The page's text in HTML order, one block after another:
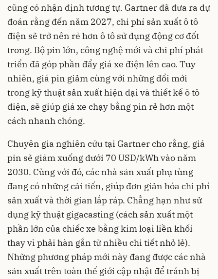
cũng có nhận định tương tự. Gartner đã đưa ra dự
đoán rằng đến năm 2027, chi phí sản xuất ô tô
điện sẽ trở nên rẻ hơn ô tô sử dụng động cơ đốt
trong. Bộ pin lớn, công nghệ mới và chi phí phát
triển đã góp phần đẩy giá xe điện lên cao. Tuy
nhiên, giá pin giảm cùng với những đổi mới
trong kỹ thuật sản xuất hiện đại và thiết kế ô tô
điện, sẽ giúp giá xe chạy bằng pin rẻ hơn một
cách nhanh chóng.
Chuyên gia nghiên cứu tại Gartner cho rằng, giá
pin sẽ giảm xuống dưới 70 USD/kWh vào năm
2030. Cùng với đó, các nhà sản xuất phụ tùng
đang có những cải tiến, giúp đơn giản hóa chi phí
sản xuất và thời gian lắp ráp. Chẳng hạn như sử
dụng kỹ thuật gigacasting (cách sản xuất một
phần lớn của chiếc xe bằng kim loại liền khối
thay vì phải hàn gắn từ nhiều chi tiết nhỏ lẻ).
Những phương pháp mới này đang được các nhà
sản xuất trên toàn thế giới cập nhật để tránh bị